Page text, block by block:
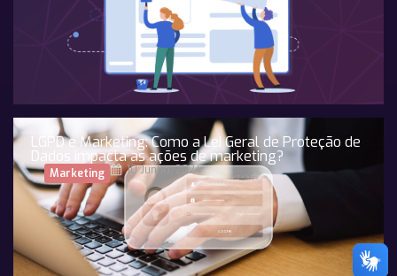
LGPD e Marketing: Como a Lei Geral de Proteção de
Dados impacta as ações de marketing?
Marketing 10 Junho, 2024